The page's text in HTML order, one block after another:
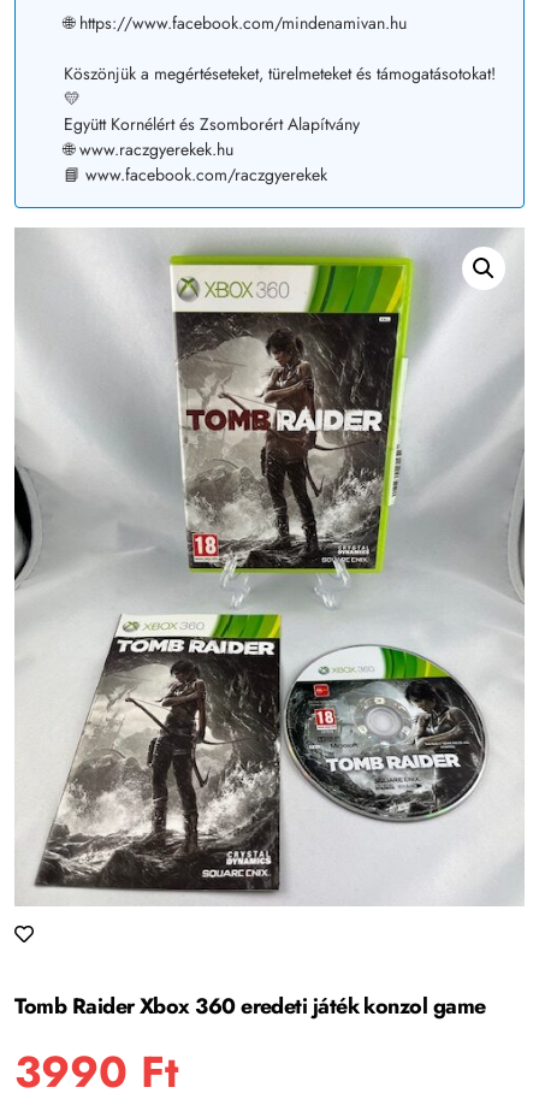
🌐 https://www.facebook.com/mindenamivan.hu
Köszönjük a megértéseteket, türelmeteket és támogatásotokat!
💛
Együtt Kornélért és Zsomborért Alapítvány
🌐 www.raczgyerekek.hu
📘 www.facebook.com/raczgyerekek
Tomb Raider Xbox 360 eredeti játék konzol game
3990 Ft